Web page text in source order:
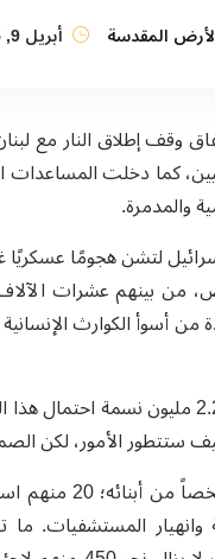
المقدسة أبريل 9, 2025
وقف إطلاق النار مع
كما دخلت المساعدات
والمدمرة.
لتشن هجومًا
أسوأ الكوارث
غزة أصبحت غير صالحة للعيش، لم يعد بإمكان
ستتطور الأمور، لكن
أما المجتمع المسيحي